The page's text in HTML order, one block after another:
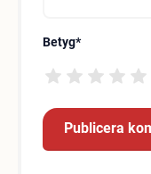
Betyg*